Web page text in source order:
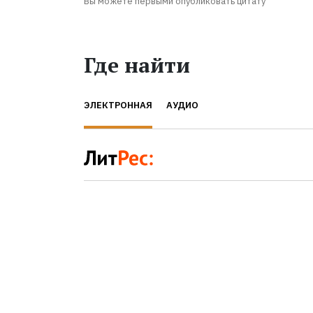
Где найти
ЭЛЕКТРОННАЯ АУДИО